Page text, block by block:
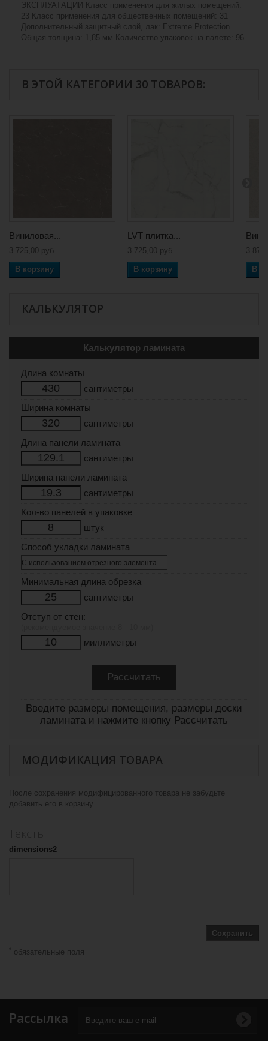
ЭКСПЛУАТАЦИИ Класс применения для жилых помещений:
23 Класс применения для общественных помещений: 31
Дополнительный защитный слой, лак: Extreme Protection
Общая толщина: 1,85 мм Количество упаковок на палете: 96
В ЭТОЙ КАТЕГОРИИ 30 ТОВАРОВ:
Виниловая...
3 725,00 руб
В корзину
LVT плитка...
3 725,00 руб
В корзину
3
В
КАЛЬКУЛЯТОР
Калькулятор ламината
Длина комнаты
сантиметры
Ширина комнаты
сантиметры
Длина панели ламината
сантиметры
Ширина панели ламината
сантиметры
Кол-во панелей в упаковке
штук
Способ укладки ламината
Минимальная длина обрезка
сантиметры
Отступ от стен:
миллиметры
Введите размеры помещения, размеры доски
ламината и нажмите кнопку Рассчитать
МОДИФИКАЦИЯ ТОВАРА
После сохранения модифицированного товара не забудьте
добавить его в корзину.
dimensions2
Сохранить
обязательные поля
Рассылка